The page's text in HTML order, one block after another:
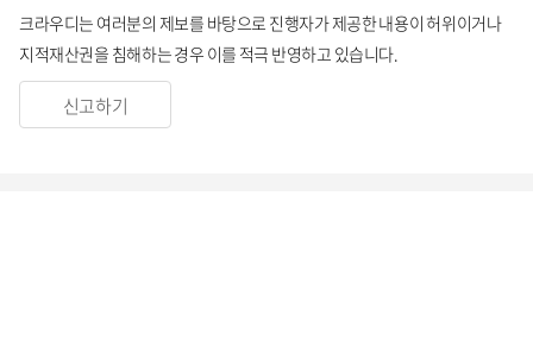
크라우디는 여러분의 제보를 바탕으로 진행자가 제공한 내용이 허위이거나
지적재산권을 침해하는 경우 이를 적극 반영하고 있습니다.
신고하기